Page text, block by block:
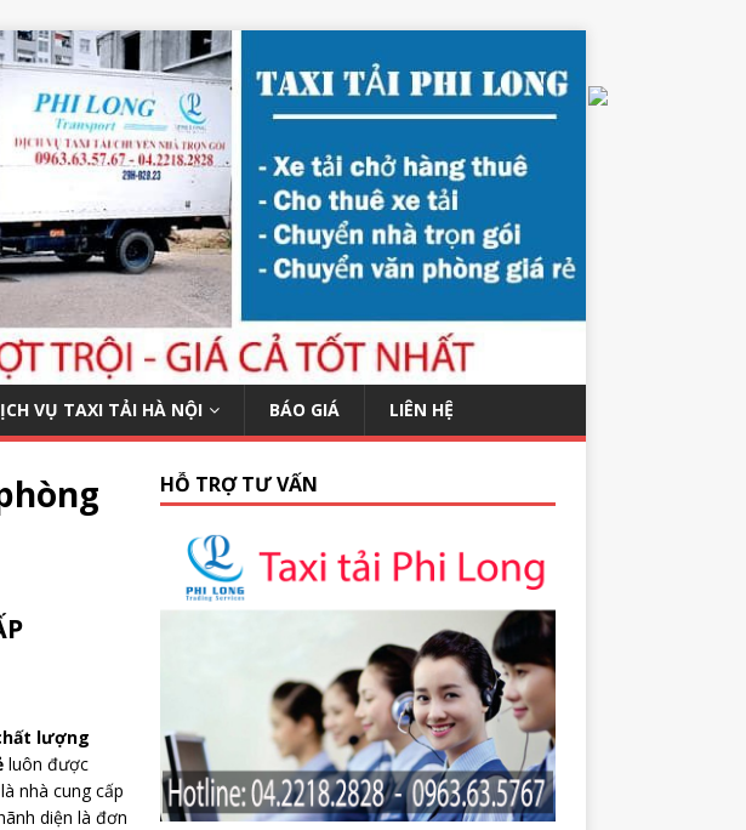
VỤ TAXI TẢI HÀ NỘI BÁO GIÁ LIÊN HỆ
lượng
luôn được
nhà cung cấp
diện là đơn
HỖ TRỢ TƯ VẤN